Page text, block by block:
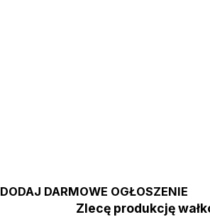
DODAJ DARMOWE OGŁOSZENIE
Zlecę produkcję